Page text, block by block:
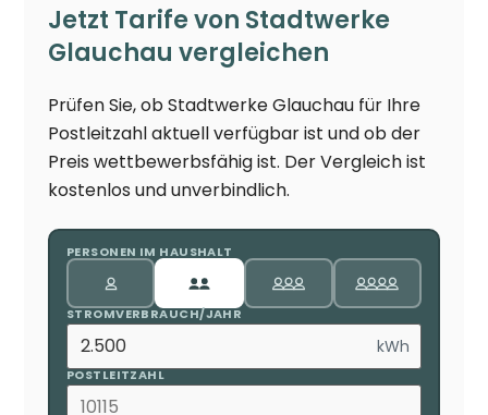
Jetzt Tarife von Stadtwerke
Glauchau vergleichen
Prüfen Sie, ob Stadtwerke Glauchau für Ihre
Postleitzahl aktuell verfügbar ist und ob der
Preis wettbewerbsfähig ist. Der Vergleich ist
kostenlos und unverbindlich.
PERSONEN IM HAUSHALT
STROMVERBRAUCH/JAHR
kWh
POSTLEITZAHL